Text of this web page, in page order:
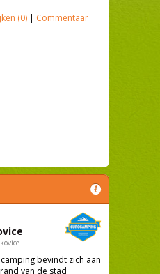
(0) | Commentaar
bevindt zich aan
van de stad